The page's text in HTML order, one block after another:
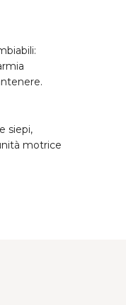
:
siepi,
motrice